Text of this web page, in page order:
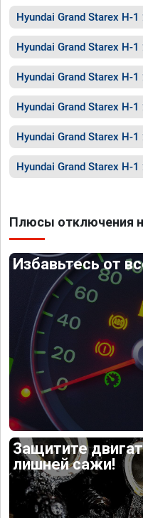
Hyundai Grand Starex H-
Hyundai Grand Starex H-
Hyundai Grand Starex H-
Hyundai Grand Starex H-
Hyundai Grand Starex H-
Hyundai Grand Starex H-
Плюсы отключения
Избавьтесь от
Защитите
лишней сажи!